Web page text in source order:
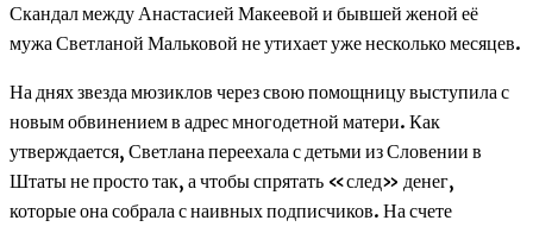
Скандал между Анастасией Макеевой и бывшей женой её
мужа Светланой Мальковой не утихает уже несколько месяцев.
На днях звезда мюзиклов через свою помощницу выступила с
новым обвинением в адрес многодетной матери. Как
утверждается, Светлана переехала с детьми из Словении в
Штаты не просто так, а чтобы спрятать «след» денег,
которые она собрала с наивных подписчиков. На счете